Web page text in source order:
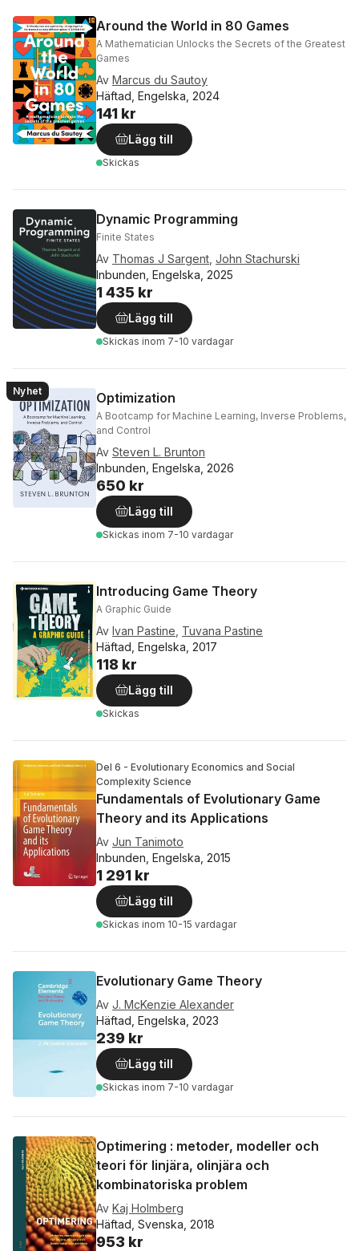
Around the World in 80 Games
A Mathematician Unlocks the Secrets of the Greatest
Games
Av Marcus du Sautoy
Häftad, Engelska, 2024
141 kr
Lägg till
Skickas
Dynamic Programming
Finite States
Av Thomas J Sargent John Stachurski
Inbunden, Engelska, 2025
1 435 kr
Lägg till
Skickas inom 7-10 vardagar
Nyhet Optimization
A Bootcamp for Machine Learning, Inverse Problems,
and Control
Av Steven L. Brunton
Inbunden, Engelska, 2026
650 kr
Lägg till
Skickas inom 7-10 vardagar
Introducing Game Theory
A Graphic Guide
Av Ivan Pastine Tuvana Pastine
Häftad, Engelska, 2017
118 kr
Lägg till
Skickas
Del 6 - Evolutionary Economics and Social
Complexity Science
Fundamentals of Evolutionary Game
Theory and its Applications
Av Jun Tanimoto
Inbunden, Engelska, 2015
1 291 kr
Lägg till
Skickas inom 10-15 vardagar
Evolutionary Game Theory
Av J. McKenzie Alexander
Häftad, Engelska, 2023
239 kr
Lägg till
Skickas inom 7-10 vardagar
Optimering : metoder, modeller och
teori för linjära, olinjära och
kombinatoriska problem
Av Kaj Holmberg
Häftad, Svenska, 2018
953 kr